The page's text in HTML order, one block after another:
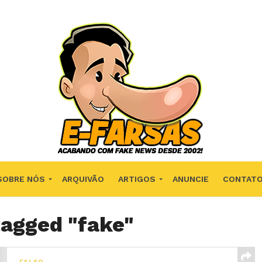
NÓS ARQUIVÃO ARTIGOS ANUNCIE CONTATO
"fake"